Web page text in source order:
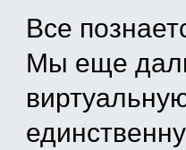
Все
Мы еще